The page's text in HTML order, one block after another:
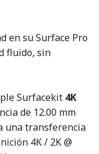
en su Surface Pro
fluido, sin
Surfacekit 4K
de 12.00 mm
una transferencia
4K / 2K @